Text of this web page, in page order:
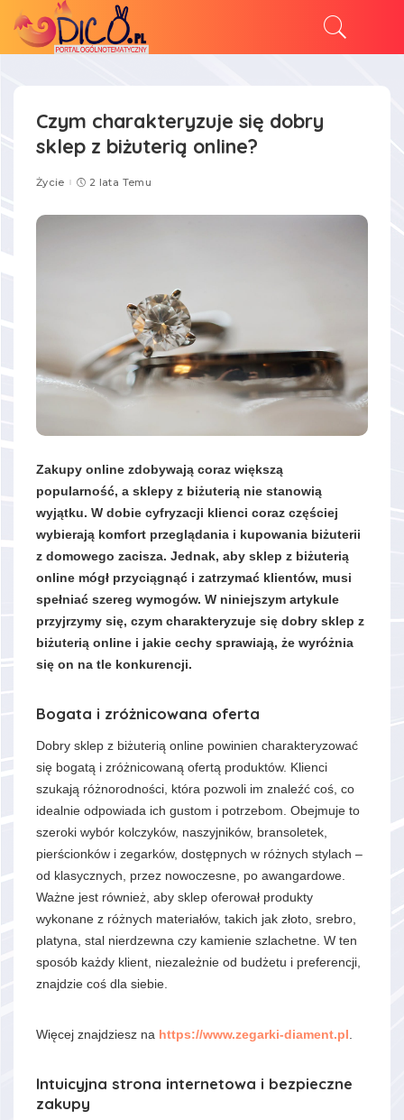
Czym charakteryzuje się dobry
sklep z biżuterią online?
Życie 2 lata Temu
Zakupy online zdobywają coraz większą
popularność, a sklepy z biżuterią nie stanowią
wyjątku. W dobie cyfryzacji klienci coraz częściej
wybierają komfort przeglądania i kupowania biżuterii
z domowego zacisza. Jednak, aby sklep z biżuterią
online mógł przyciągnąć i zatrzymać klientów, musi
spełniać szereg wymogów. W niniejszym artykule
przyjrzymy się, czym charakteryzuje się dobry sklep z
biżuterią online i jakie cechy sprawiają, że wyróżnia
się on na tle konkurencji.
Bogata i zróżnicowana oferta
Dobry sklep z biżuterią online powinien charakteryzować
się bogatą i zróżnicowaną ofertą produktów. Klienci
szukają różnorodności, która pozwoli im znaleźć coś, co
idealnie odpowiada ich gustom i potrzebom. Obejmuje to
szeroki wybór kolczyków, naszyjników, bransoletek,
pierścionków i zegarków, dostępnych w różnych stylach –
od klasycznych, przez nowoczesne, po awangardowe.
Ważne jest również, aby sklep oferował produkty
wykonane z różnych materiałów, takich jak złoto, srebro,
platyna, stal nierdzewna czy kamienie szlachetne. W ten
sposób każdy klient, niezależnie od budżetu i preferencji,
znajdzie coś dla siebie.
Więcej znajdziesz na https://www.zegarki-diament.pl.
Intuicyjna strona internetowa i bezpieczne
zakupy